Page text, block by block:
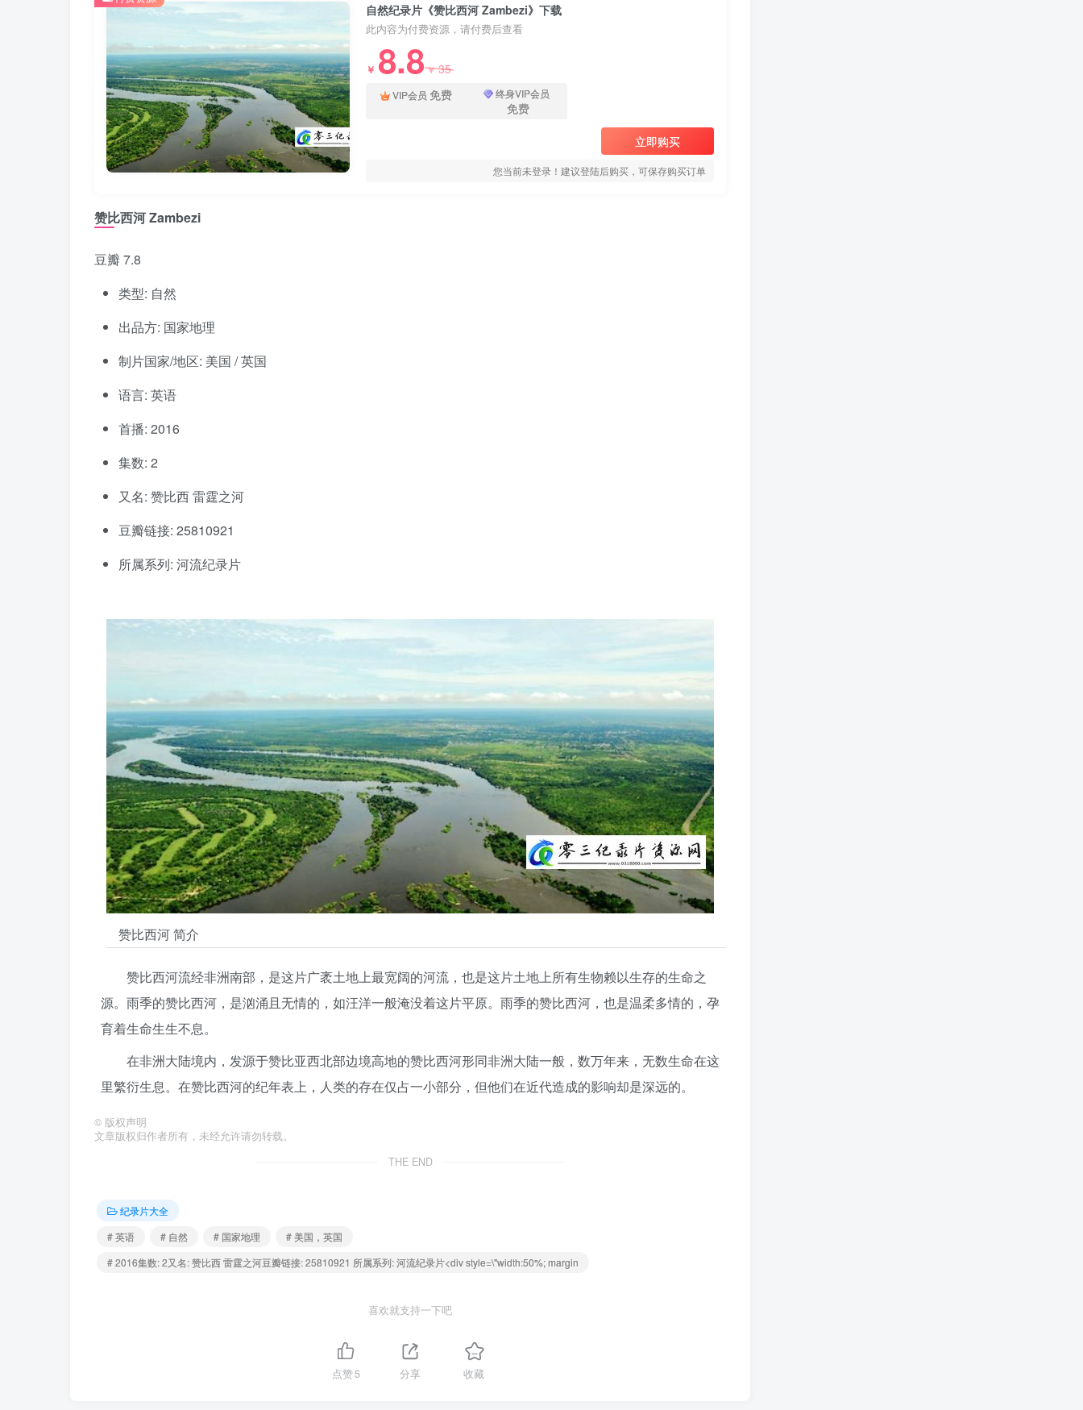
自然纪录片《赞比西河 Zambezi》下载
此内容为付费资源，请付费后查看
￥ 8.8￥35
VIP会员 免费 终身VIP会员
免费
立即购买
您当前未登录！建议登陆后购买，可保存购买订单
赞比西河 Zambezi
豆瓣 7.8
类型: 自然
出品方: 国家地理
制片国家/地区: 美国 / 英国
语言: 英语
首播: 2016
集数: 2
又名: 赞比西 雷霆之河
豆瓣链接: 25810921
所属系列: 河流纪录片
赞比西河 简介
赞比西河流经非洲南部，是这片广袤土地上最宽阔的河流，也是这片土地上所有生物赖以生存的生命之
源。雨季的赞比西河，是汹涌且无情的，如汪洋一般淹没着这片平原。雨季的赞比西河，也是温柔多情的，孕
育着生命生生不息。
在非洲大陆境内，发源于赞比亚西北部边境高地的赞比西河形同非洲大陆一般，数万年来，无数生命在这
里繁衍生息。在赞比西河的纪年表上，人类的存在仅占一小部分，但他们在近代造成的影响却是深远的。
© 版权声明
文章版权归作者所有，未经允许请勿转载。
THE END
纪录片大全
# 英语
# 自然 # 国家地理
# 美国，英国
# 2016集数: 2又名: 赞比西 雷霆之河豆瓣链接: 25810921 所属系列: 河流纪录片<div style=\"width:50%; margin
喜欢就支持一下吧
点赞5 分享 收藏